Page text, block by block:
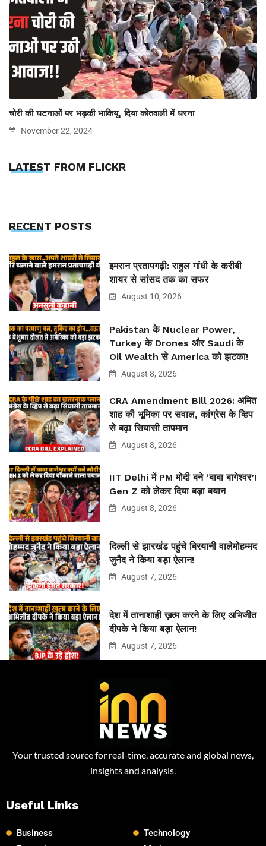
चोरी की घटनाओं पर भड़की भाकियू, दिया कोतवाली में धरना
November 22, 2024
LATEST FROM FLICKR
RECENT POSTS
इमरान प्रतापगढ़ी: राहुल गांधी के करीबी
शायर से सांसद तक का सफर
August 10, 2026
Pakistan के Nuclear Power,
Turkey के Drones और Saudi के
Oil Wealth से America को झटका!
August 8, 2026
CRA Amendment Bill 2026: अमित
शाह की भूमिका पर सवाल, कांग्रेस के व्हिप
से बढ़ा सियासी तापमान
August 8, 2026
IIT Delhi में PM मोदी बने ‘बाबा बागेश्वर’!
Gen Z को लेकर दिया बड़ा बयान
August 8, 2026
दिल्ली से झारखंड पहुंचे बिरयानी वालेमोहम्मद
जुनैद ने किया बड़ा ऐलान!
August 7, 2026
देश में तानाशाही ख़त्म करने के लिए अभिजीत
दीपके ने किया बड़ा ऐलान!
August 7, 2026
Your trusted source for real-time, accurate and global news,
insights and analysis.
Useful Links
Business
Technology